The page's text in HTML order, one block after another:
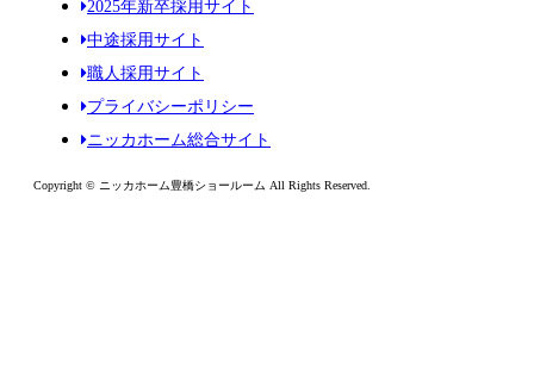
2025年新卒採用サイト
中途採用サイト
職人採用サイト
プライバシーポリシー
ニッカホーム総合サイト
Copyright © ニッカホーム豊橋ショールーム All Rights Reserved.